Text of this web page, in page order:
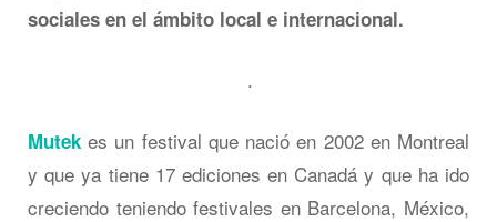
sociales en el ámbito local e internacional.
.
Mutek es un festival que nació en 2002 en Montreal
y que ya tiene 17 ediciones en Canadá y que ha ido
creciendo teniendo festivales en Barcelona, México,